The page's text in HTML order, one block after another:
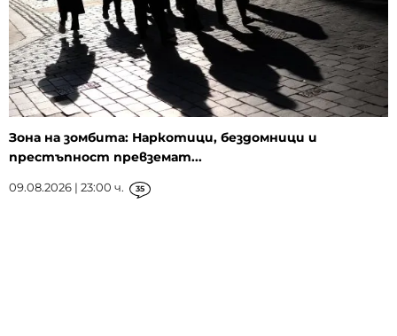
Зона на зомбита: Наркотици, бездомници и
престъпност превземат...
09.08.2026 | 23:00 ч. 35